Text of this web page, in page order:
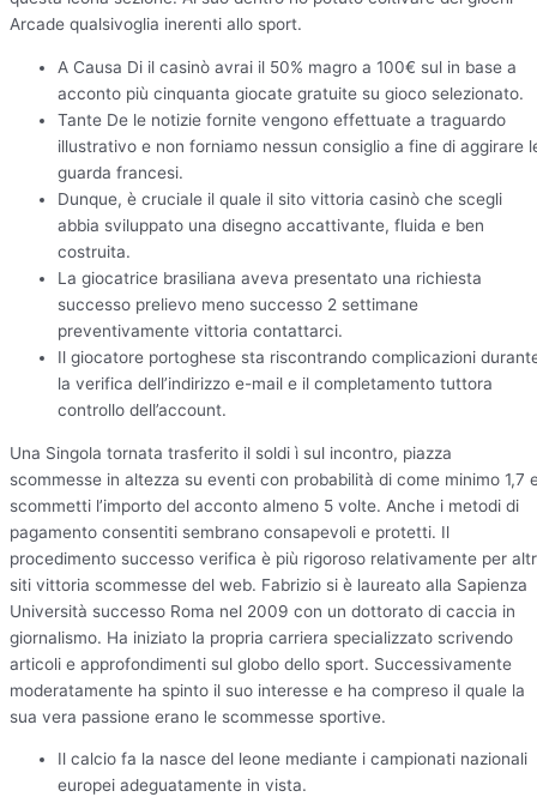
Arcade qualsivoglia inerenti allo sport.
A Causa Di il casinò avrai il 50% magro a 100€ sul in base a
acconto più cinquanta giocate gratuite su gioco selezionato.
Tante De le notizie fornite vengono effettuate a traguardo
illustrativo e non forniamo nessun consiglio a fine di aggirare
guarda francesi.
Dunque, è cruciale il quale il sito vittoria casinò che scegli
abbia sviluppato una disegno accattivante, fluida e ben
costruita.
La giocatrice brasiliana aveva presentato una richiesta
successo prelievo meno successo 2 settimane
preventivamente vittoria contattarci.
Il giocatore portoghese sta riscontrando complicazioni
la verifica dell’indirizzo e-mail e il completamento tuttora
controllo dell’account.
Una Singola tornata trasferito il soldi ì sul incontro, piazza
scommesse in altezza su eventi con probabilità di come minimo 1,7
scommetti l’importo del acconto almeno 5 volte. Anche i metodi di
pagamento consentiti sembrano consapevoli e protetti. Il
procedimento successo verifica è più rigoroso relativamente per
siti vittoria scommesse del web. Fabrizio si è laureato alla Sapienza
Università successo Roma nel 2009 con un dottorato di caccia in
giornalismo. Ha iniziato la propria carriera specializzato scrivendo
articoli e approfondimenti sul globo dello sport. Successivamente
moderatamente ha spinto il suo interesse e ha compreso il quale la
sua vera passione erano le scommesse sportive.
Il calcio fa la nasce del leone mediante i campionati nazionali
europei adeguatamente in vista.